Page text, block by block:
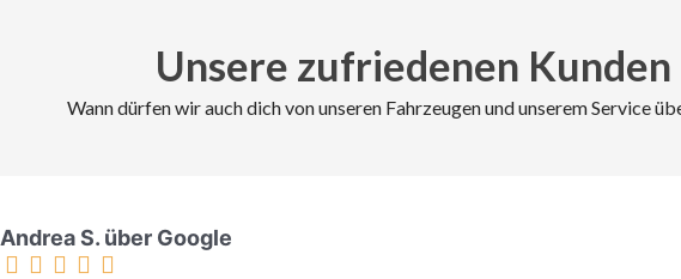
Unsere zufriedenen Kunden
Wann dürfen wir auch dich von unseren Fahrzeugen und unserem Service
Andrea S. über Google